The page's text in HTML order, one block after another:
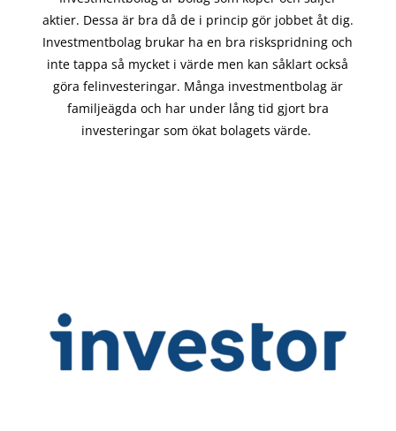
aktier. Dessa är bra då de i princip görjobbet åt dig.
Investmentbolag brukar ha en bra riskspridning och
inte tappa så mycket i värde men kan såklart också
göra felinvesteringar. Många investmentbolag är
familjeägda och har under lång tid gjort bra
investeringar som ökat bolagets värde.